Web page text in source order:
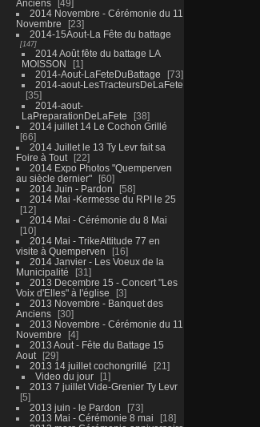
Anciens
49
2014 Novembre - Cérémonie du 11
Novembre
23
2014-15Aout-La Fête du battage
147
2014 Août fête du battage LA
MOISSON
1
2014-Aout-LaFeteDuBattage
73
2014-aout-LesTracteursDeLaFete
35
2014-aout-
LaPreparationDeLaFete
38
2014 juillet 14 Le Cochon Grillé
66
2014 Juillet le 13 Ty Levr fait sa
Foire à Tout
22
2014 Expo Photos "Quemperven
au siècle dernier"
60
2014 Juin - Pardon
58
2014 Mai -Kermesse du RPI le 25
12
2014 Mai - Cérémonie du 8 Mai
10
2014 Mai - TrikeAttitude 77 en
visite à Quemperven
16
2014 Janvier - Les Voeux de la
Municipalité
31
2013 Decembre 15 - Concert "Les
Voix d'Elles" à l'église
3
2013 Novembre - Banquet des
Anciens
30
2013 Novembre - Cérémonie du 11
Novembre
4
2013 Aout - Fête du Battage 15
Aout
29
2013 14 juillet cochongrillé
21
Video du jour
1
2013 7 juillet Vide-Grenier Ty Levr
5
2013 juin - le Pardon
73
2013 Mai - Cérémonie 8 mai
18